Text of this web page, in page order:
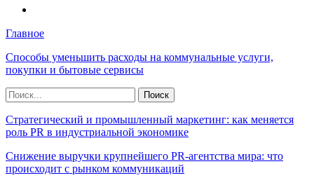
Главное
Способы уменьшить расходы на коммунальные услуги,
покупки и бытовые сервисы
Стратегический и промышленный маркетинг: как меняется
роль PR в индустриальной экономике
Снижение выручки крупнейшего PR-агентства мира: что
происходит с рынком коммуникаций